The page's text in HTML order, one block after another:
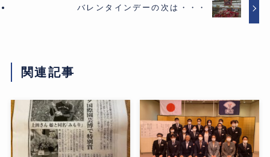
バレンタインデーの次は・・・
関連記事